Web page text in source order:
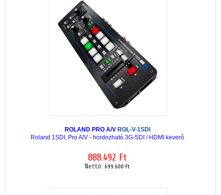
ROLAND PRO A/V ROL-V-1SDI
Roland 1SDI, Pro A/V - hordozható 3G-SDI / HDMI keverő
888.492 Ft
Nettó: 699.600 Ft